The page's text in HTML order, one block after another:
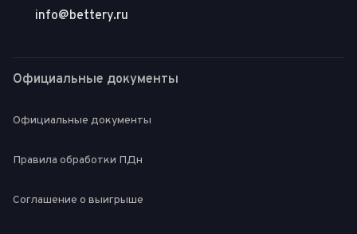
info@bettery.ru
Официальные документы
Официальные документы
Правила обработки ПДн
Соглашение о выигрыше